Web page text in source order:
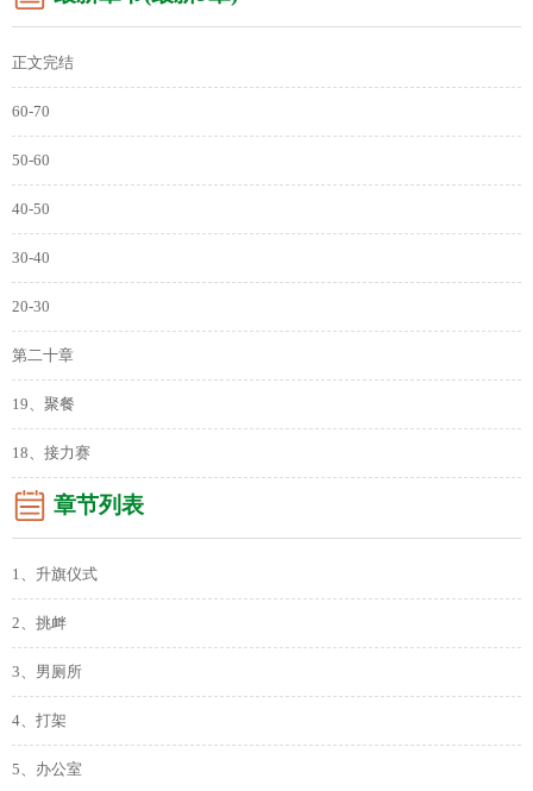
正文完结
60-70
50-60
40-50
30-40
20-30
第二十章
19、聚餐
18、接力赛
章节列表
1、升旗仪式
2、挑衅
3、男厕所
4、打架
5、办公室